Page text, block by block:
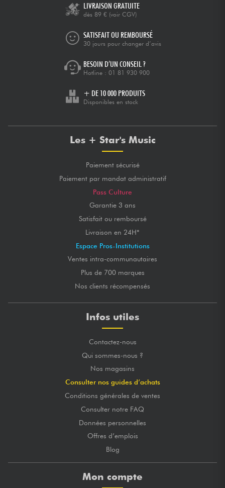
LIVRAISON GRATUITE
dès 89 € (voir CGV)
SATISFAIT OU REMBOURSÉ
30 jours pour changer d’avis
BESOIN D’UN CONSEIL ?
Hotline : 01 81 930 900
+ DE 10 000 PRODUITS
Disponibles en stock
Les + Star's Music
Paiement sécurisé
Paiement par mandat administratif
Pass Culture
Garantie 3 ans
Satisfait ou remboursé
Livraison en 24H*
Espace Pros-Institutions
Ventes intra-communautaires
Plus de 700 marques
Nos clients récompensés
Infos utiles
Contactez-nous
Qui sommes-nous ?
Nos magasins
Consulter nos guides d’achats
Conditions générales de ventes
Consulter notre FAQ
Données personnelles
Offres d’emplois
Blog
Mon compte